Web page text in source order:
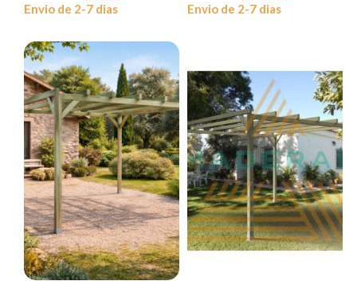
Envio de 2-7 dias
Envio de 2-7 dias